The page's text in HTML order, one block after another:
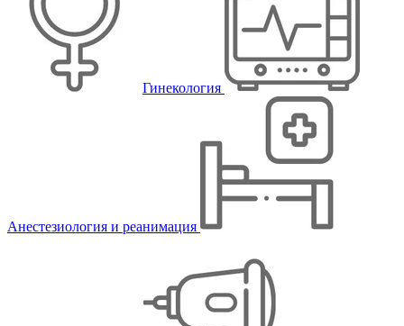
Гинекология
Анестезиология и реанимация